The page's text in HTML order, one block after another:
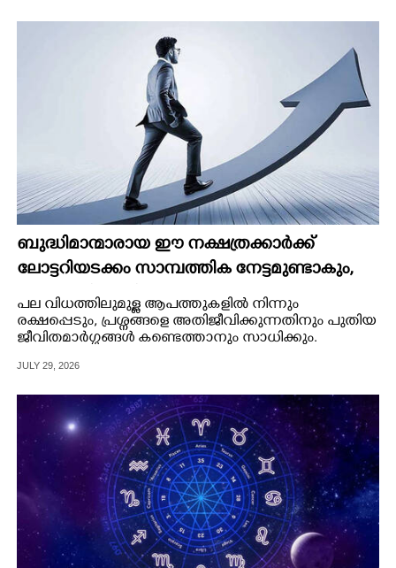
ബുദ്ധിമാന്മാരായ ഈ നക്ഷത്രക്കാർക്ക്
ലോട്ടറിയടക്കം സാമ്പത്തിക നേട്ടമുണ്ടാകും,
ഒപ്പം അഭിവൃദ്ധിയും ഉണ്ടാകും
പല വിധത്തിലുമുള്ള ആപത്തുകളിൽ നിന്നും
രക്ഷപ്പെടും, പ്രശ്നങ്ങളെ അതിജീവിക്കുന്നതിനും പുതിയ
ജീവിതമാർഗ്ഗങ്ങൾ കണ്ടെത്താനും സാധിക്കും.
JULY 29, 2026